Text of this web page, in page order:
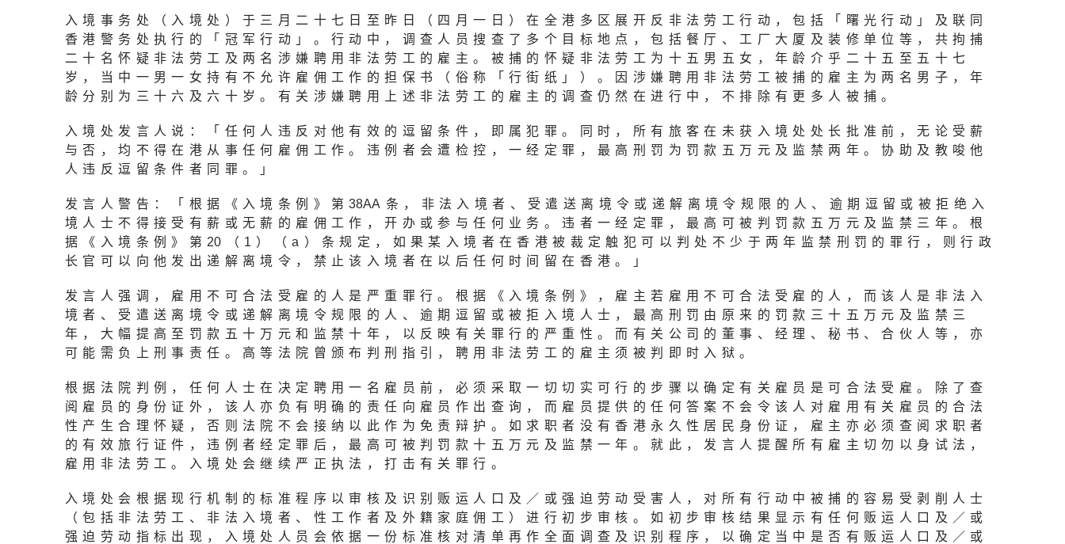
入境事务处（入境处）于三月二十七日至昨日（四月一日）在全港多区展开反非法劳工行动，包括「曙光行动」及联同
香港警务处执行的「冠军行动」。行动中，调查人员搜查了多个目标地点，包括餐厅、工厂大厦及装修单位等，共拘捕
二十名怀疑非法劳工及两名涉嫌聘用非法劳工的雇主。被捕的怀疑非法劳工为十五男五女，年龄介乎二十五至五十七
岁，当中一男一女持有不允许雇佣工作的担保书（俗称「行街纸」）。因涉嫌聘用非法劳工被捕的雇主为两名男子，年
龄分别为三十六及六十岁。有关涉嫌聘用上述非法劳工的雇主的调查仍然在进行中，不排除有更多人被捕。
入境处发言人说：「任何人违反对他有效的逗留条件，即属犯罪。同时，所有旅客在未获入境处处长批准前，无论受薪
与否，均不得在港从事任何雇佣工作。违例者会遭检控，一经定罪，最高刑罚为罚款五万元及监禁两年。协助及教唆他
人违反逗留条件者同罪。」
发言人警告：「根据《入境条例》第38AA条，非法入境者、受遣送离境令或递解离境令规限的人、逾期逗留或被拒绝入
境人士不得接受有薪或无薪的雇佣工作，开办或参与任何业务。违者一经定罪，最高可被判罚款五万元及监禁三年。根
据《入境条例》第 20（1）（a）条规定，如果某入境者在香港被裁定触犯可以判处不少于两年监禁刑罚的罪行，则行政
长官可以向他发出递解离境令，禁止该入境者在以后任何时间留在香港。」
发言人强调，雇用不可合法受雇的人是严重罪行。根据《入境条例》，雇主若雇用不可合法受雇的人，而该人是非法入
境者、受遣送离境令或递解离境令规限的人、逾期逗留或被拒入境人士，最高刑罚由原来的罚款三十五万元及监禁三
年，大幅提高至罚款五十万元和监禁十年，以反映有关罪行的严重性。而有关公司的董事、经理、秘书、合伙人等，亦
可能需负上刑事责任。高等法院曾颁布判刑指引，聘用非法劳工的雇主须被判即时入狱。
根据法院判例，任何人士在决定聘用一名雇员前，必须采取一切切实可行的步骤以确定有关雇员是可合法受雇。除了查
阅雇员的身份证外，该人亦负有明确的责任向雇员作出查询，而雇员提供的任何答案不会令该人对雇用有关雇员的合法
性产生合理怀疑，否则法院不会接纳以此作为免责辩护。如求职者没有香港永久性居民身份证，雇主亦必须查阅求职者
的有效旅行证件，违例者经定罪后，最高可被判罚款十五万元及监禁一年。就此，发言人提醒所有雇主切勿以身试法，
雇用非法劳工。入境处会继续严正执法，打击有关罪行。
入境处会根据现行机制的标准程序以审核及识别贩运人口及／或强迫劳动受害人，对所有行动中被捕的容易受剥削人士
（包括非法劳工、非法入境者、性工作者及外籍家庭佣工）进行初步审核。如初步审核结果显示有任何贩运人口及／或
强迫劳动指标出现，入境处人员会依据一份标准核对清单再作全面调查及识别程序，以确定当中是否有贩运人口及／或